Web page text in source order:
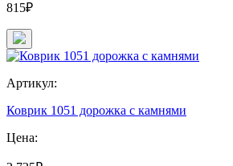
815₽
Артикул:
Коврик 1051 дорожка с камнями
Цена: